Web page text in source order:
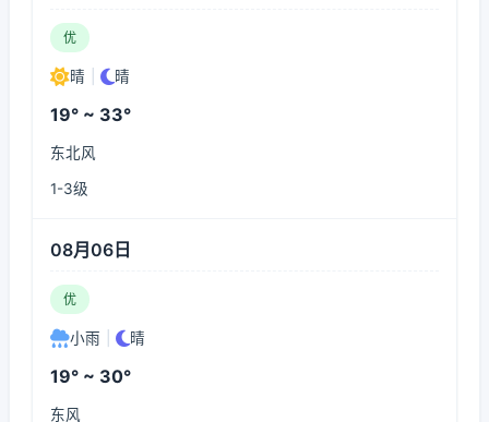
优
晴 晴
19° ~ 33°
东北风
1-3级
08月06日
优
小雨 晴
19° ~ 30°
东风